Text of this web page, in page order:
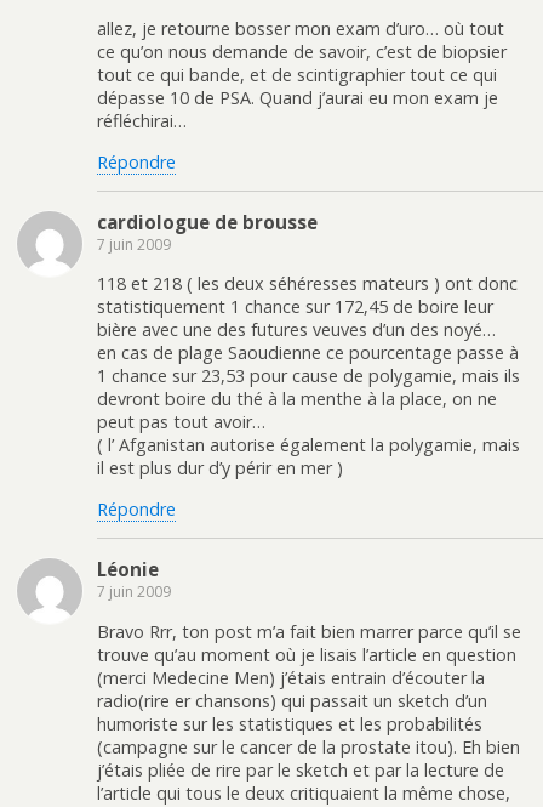
allez, je retourne bosser mon exam d’uro… où tout
ce qu’on nous demande de savoir, c’est de biopsier
tout ce qui bande, et de scintigraphier tout ce qui
dépasse 10 de PSA. Quand j’aurai eu mon exam je
réfléchirai…
Répondre
cardiologue de brousse
7 juin 2009
118 et 218 ( les deux séhéresses mateurs ) ont donc
statistiquement 1 chance sur 172,45 de boire leur
bière avec une des futures veuves d’un des noyé…
en cas de plage Saoudienne ce pourcentage passe à
1 chance sur 23,53 pour cause de polygamie, mais ils
devront boire du thé à la menthe à la place, on ne
peut pas tout avoir…
( l’ Afganistan autorise également la polygamie, mais
il est plus dur d’y périr en mer )
Répondre
Léonie
7 juin 2009
Bravo Rrr, ton post m’a fait bien marrer parce qu’il se
trouve qu’au moment où je lisais l’article en question
(merci Medecine Men) j’étais entrain d’écouter la
radio(rire er chansons) qui passait un sketch d’un
humoriste sur les statistiques et les probabilités
(campagne sur le cancer de la prostate itou). Eh bien
j’étais pliée de rire par le sketch et par la lecture de
l’article qui tous le deux critiquaient la même chose,